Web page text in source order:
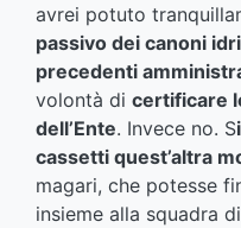
avrei potuto
passivo dei canoni
precedenti
volontà di certificare
dell’Ente. Invece no. S
cassetti quest’altra
magari, che potesse
insieme alla squadra